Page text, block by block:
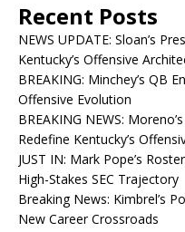
Recent Posts
NEWS UPDATE: Sloan’s
Kentucky’s Offensive
BREAKING: Minchey’s QB
Offensive Evolution
BREAKING NEWS:
Redefine Kentucky’s
JUST IN: Mark Pope’s
High-Stakes SEC Trajectory
Breaking News: Kimbrel’s
New Career Crossroads